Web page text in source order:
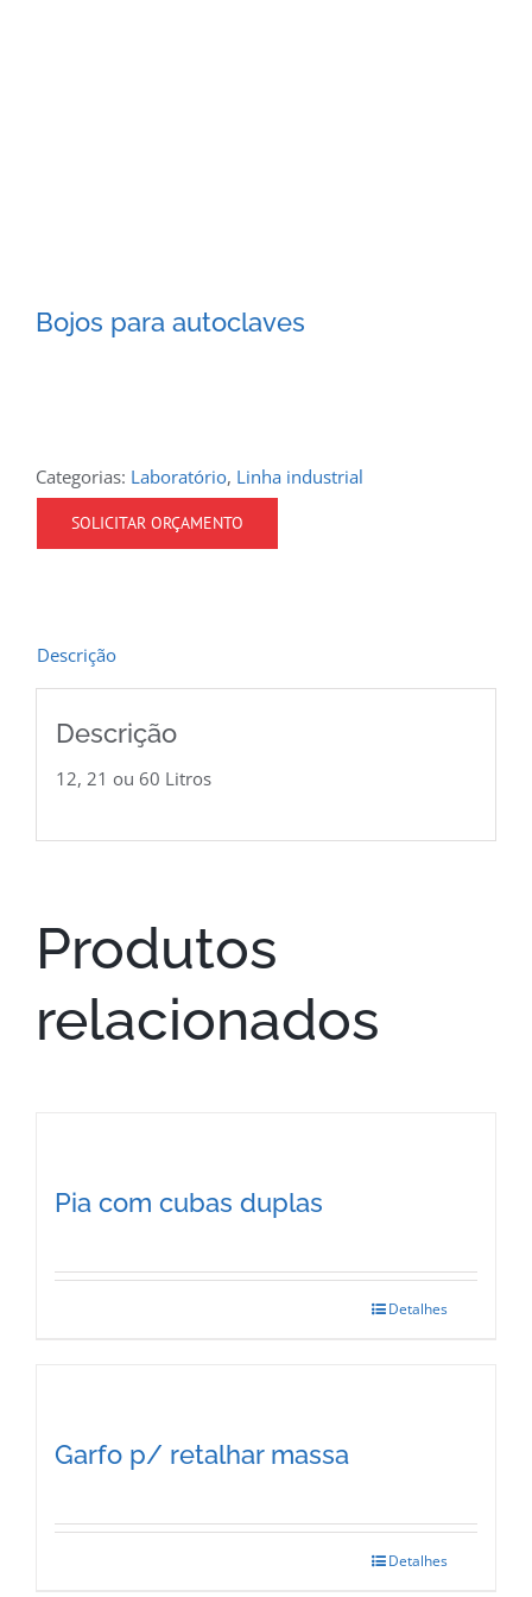
Bojos para autoclaves
Categorias: Laboratório, Linha industrial
SOLICITAR ORÇAMENTO
Descrição
Descrição
12, 21 ou 60 Litros
Produtos
relacionados
Pia com cubas duplas
Detalhes
Garfo p/ retalhar massa
Detalhes